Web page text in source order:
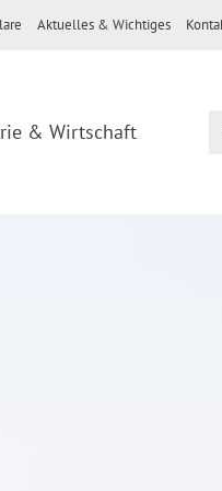
Aktuelles & Wichtiges
& Wirtschaft